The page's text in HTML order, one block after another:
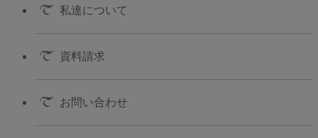
私達について
資料請求
お問い合わせ